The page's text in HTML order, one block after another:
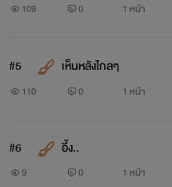
109 0 1 หน้า
#5 เห็นหลังไกลๆ
110 0 1 หน้า
#6 อึ้ง..
9 0 1 หน้า